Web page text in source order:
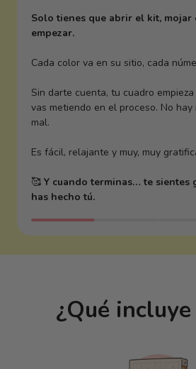
Solo tienes que abrir el kit,
empezar.
Cada color va en su sitio, cada
Sin darte cuenta, tu cuadro
vas metiendo en el proceso. No
mal.
Es fácil, relajante y muy, muy
🥰 Y cuando terminas… te sientes
has hecho tú.
¿Qué